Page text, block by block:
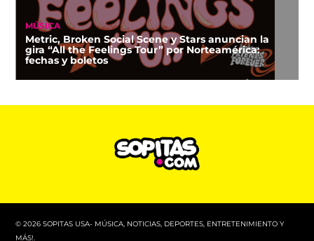
MÚSICA
Metric, Broken Social Scene y Stars anuncian la
gira “All the Feelings Tour” por Norteamérica:
fechas y boletos
© 2026 SOPITAS USA- MÚSICA, NOTICIAS, DEPORTES, ENTRETENIMIENTO Y
MÁS!.